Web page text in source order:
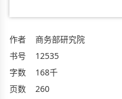
作者
商务部研究院
书号
12535
字数
168千
页数
260